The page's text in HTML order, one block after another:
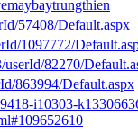
57408/Default.aspx
1097772/
82270/
863994/Default.aspx
i10303-